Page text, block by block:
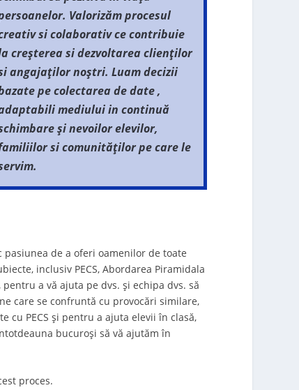
Valorizăm procesul
si colaborativ ce contribuie
creșterea si dezvoltarea clienților
angajaților noștri. Luam decizii
pe colectarea de date ,
mediului in continuă
și nevoilor elevilor,
si comunităților pe care le
de a oferi oamenilor de toate
inclusiv PECS, Abordarea Piramidala
a vă ajuta pe dvs. și echipa dvs. să
care se confruntă cu provocări similare,
PECS și pentru a ajuta elevii în clasă,
bucuroși să vă ajutăm în
proces.